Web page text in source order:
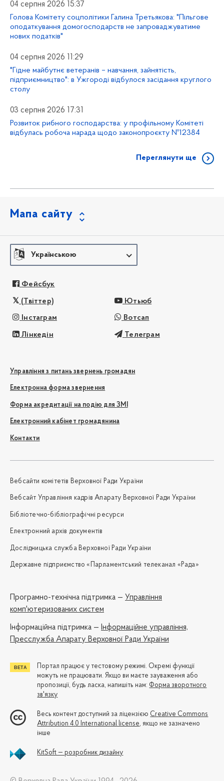
04 серпня 2026 15:37
Голова Комітету соцполітики Галина Третьякова: "Пільгове
оподаткування домогосподарств не запроваджуватиме
нових податків"
04 серпня 2026 11:29
"Гідне майбутнє ветеранів – навчання, зайнятість,
підприємництво": в Ужгороді відбулося засідання круглого
столу
03 серпня 2026 17:31
Розвиток рибного господарства: у профільному Комітеті
відбулась робоча нарада щодо законопроєкту №12384
Переглянути ще
Мапа сайту
Українською
Фейсбук
(Твіттер) Ютьюб
Інстаграм Вотсап
Лінкедін Телеграм
Управління з питань звернень громадян
Електронна форма звернення
Форма акредитації на подію для ЗМІ
Електронний кабінет громадянина
Контакти
Вебсайти комітетів Верховної Ради України
Вебсайт Управління кадрів Апарату Верховної Ради України
Бібліотечно-бібліографічні ресурси
Електронний архів документів
Дослідницька служба Верховної Ради України
Державне підприємство «Парламентський телеканал «Рада»
Програмно-технічна підтримка — Управління
комп'ютеризованих систем
Iнформаційна підтримка — Інформаційне управління,
Пресслужба Апарату Верховної Ради України
Портал працює у тестовому режимі. Окремі функції
можуть не працювати. Якщо ви маєте зауваження або
пропозиції, будь ласка, напишіть нам: Форма зворотного
зв'язку
Весь контент доступний за ліцензією Creative Commons
Attribution 4.0 International license, якщо не зазначено
інше
KitSoft — розробник дизайну